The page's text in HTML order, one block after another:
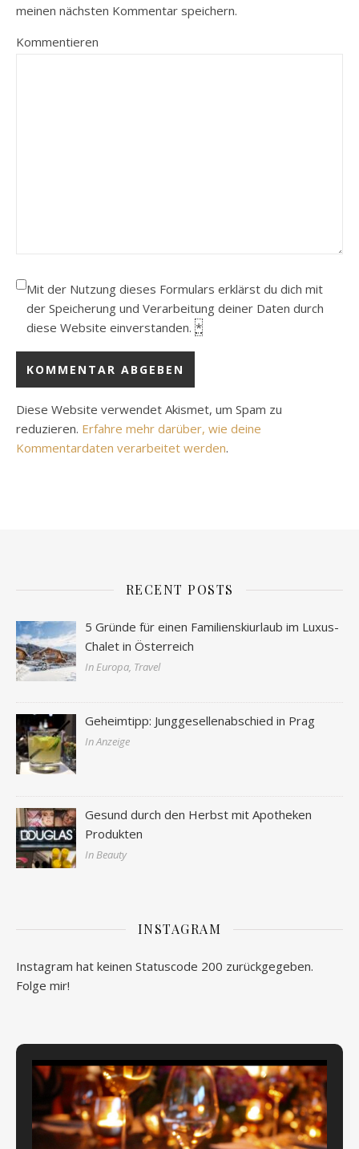
meinen nächsten Kommentar speichern.
Kommentieren
Mit der Nutzung dieses Formulars erklärst du dich mit
der Speicherung und Verarbeitung deiner Daten durch
diese Website einverstanden. *
Diese Website verwendet Akismet, um Spam zu
reduzieren. Erfahre mehr darüber, wie deine
Kommentardaten verarbeitet werden.
RECENT POSTS
5 Gründe für einen Familienskiurlaub im Luxus-
Chalet in Österreich
In Europa, Travel
Geheimtipp: Junggesellenabschied in Prag
In Anzeige
Gesund durch den Herbst mit Apotheken
Produkten
In Beauty
INSTAGRAM
Instagram hat keinen Statuscode 200 zurückgegeben.
Folge mir!